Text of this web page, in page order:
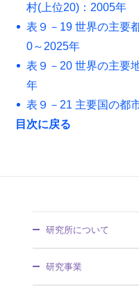
村(上位20)：2005年
表９－19 世界の主要
0～2025年
表９－20 世界の主要
年
表９－21 主要国の都
目次に戻る
研究所について
組織・所掌
事業概要
研究事業